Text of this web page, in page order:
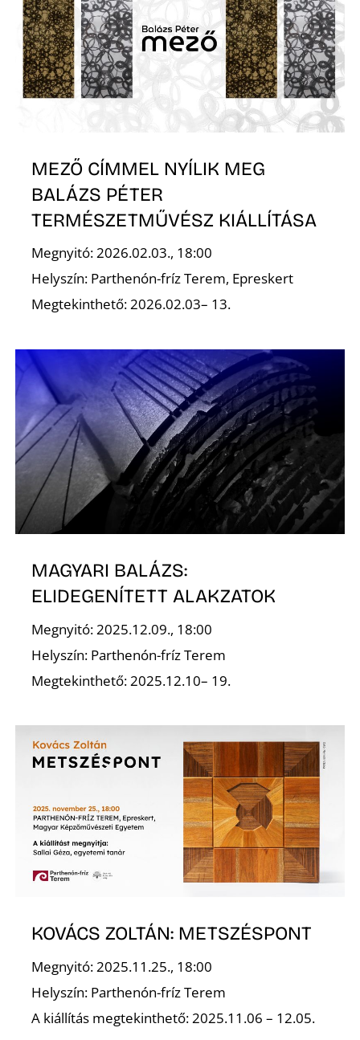
MEZŐ CÍMMEL NYÍLIK MEG
BALÁZS PÉTER
TERMÉSZETMŰVÉSZ KIÁLLÍTÁSA
Megnyitó: 2026.02.03., 18:00
Helyszín: Parthenón-fríz Terem, Epreskert
Megtekinthető: 2026.02.03– 13.
MAGYARI BALÁZS:
ELIDEGENÍTETT ALAKZATOK
Megnyitó: 2025.12.09., 18:00
Helyszín: Parthenón-fríz Terem
Megtekinthető: 2025.12.10– 19.
KOVÁCS ZOLTÁN: METSZÉSPONT
Megnyitó: 2025.11.25., 18:00
Helyszín: Parthenón-fríz Terem
A kiállítás megtekinthető: 2025.11.06 – 12.05.